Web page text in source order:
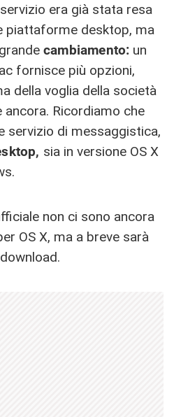
era già stata resa
piattaforme desktop, ma
cambiamento: un
fornisce più opzioni,
della voglia della società
ancora. Ricordiamo che
servizio di messaggistica,
sia in versione OS X
non ci sono ancora
OS X, ma a breve sarà